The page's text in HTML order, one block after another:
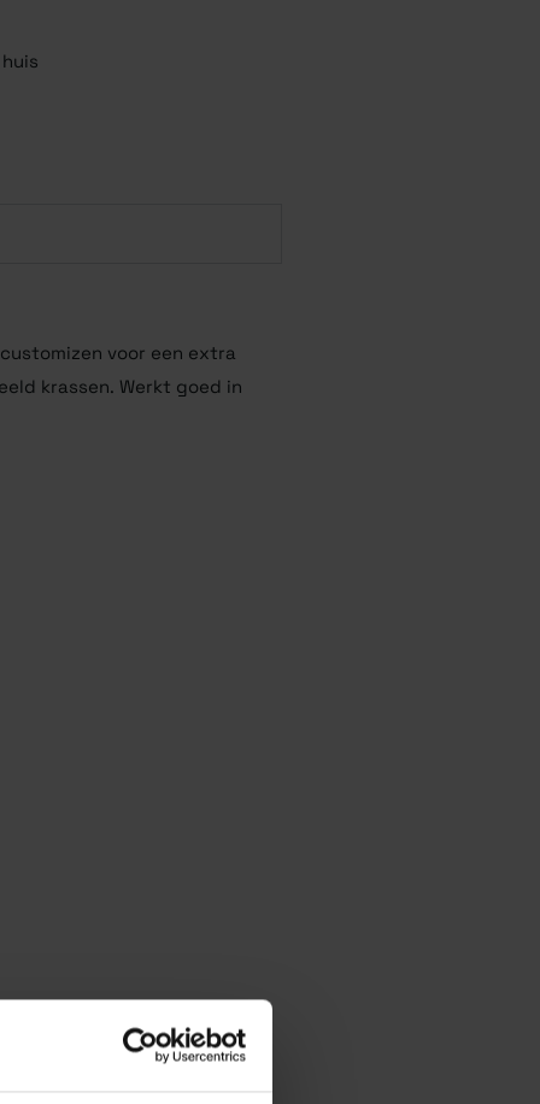
voor een extra
krassen. Werkt goed in